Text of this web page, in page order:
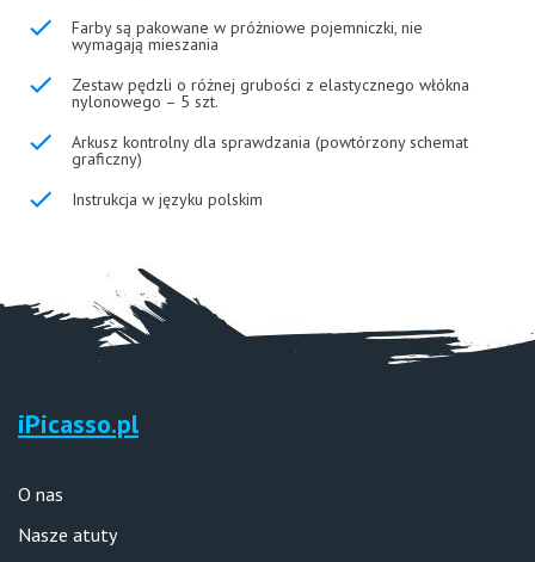
Farby są pakowane w próżniowe pojemniczki, nie
wymagają mieszania
Zestaw pędzli o różnej grubości z elastycznego włókna
nylonowego – 5 szt.
Arkusz kontrolny dla sprawdzania (powtórzony schemat
graficzny)
Instrukcja w języku polskim
iPicasso.pl
O nas
Nasze atuty